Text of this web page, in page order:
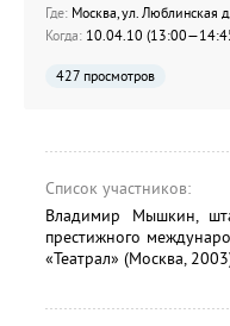
Где: Москва, ул. Люблинская
Когда: 10.04.10
427 просмотров
Список участников:
Владимир Мышкин,
престижного
«Театрал» (Москва,